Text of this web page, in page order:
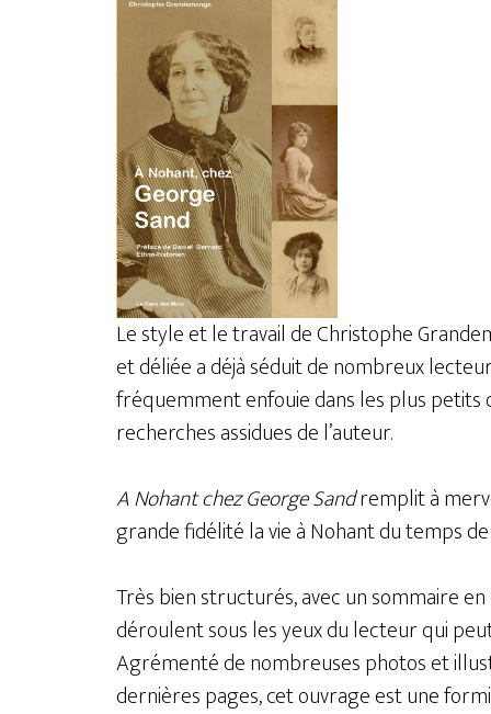
Le style et le travail de Christophe
et déliée a déjà séduit de nombreux
fréquemment enfouie dans les plus
recherches assidues de l’auteur.
A Nohant chez George Sandremplit à
grande fidélité la vie à Nohant du temps
Très bien structurés, avec un sommaire
déroulent sous les yeux du lecteur qui
Agrémenté de nombreuses photos et
dernières pages, cet ouvrage est une